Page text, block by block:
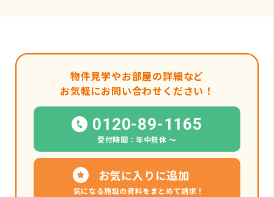
物件見学やお部屋の詳細など
お気軽にお問い合わせください！
0120-89-1165
受付時間：年中無休 〜
お気に入りに追加
気になる施設の資料をまとめて請求！